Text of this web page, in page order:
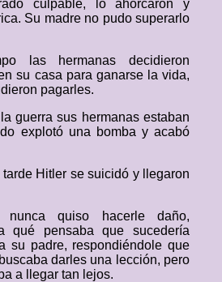
culpable, lo ahorcaron y
Su madre no pudo superarlo
las hermanas decidieron
su casa para ganarse la vida,
pagarles.
guerra sus hermanas estaban
explotó una bomba y acabó
Hitler se suicidó y llegaron
quiso hacerle daño,
qué pensaba que sucedería
su padre, respondiéndole que
darles una lección, pero
a llegar tan lejos.